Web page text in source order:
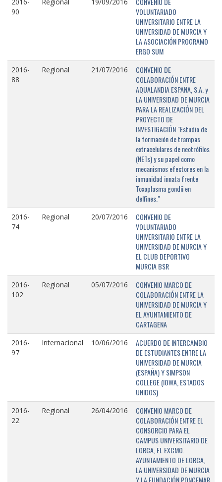
90
VOLUNTARIADO
UNIVERSITARIO ENTRE LA
UNIVERSIDAD DE MURCIA Y
LA ASOCIACIÓN PROGRAMO
ERGO SUM
2016-
88
Regional 21/07/2016
CONVENIO DE
COLABORACIÓN ENTRE
AQUALANDIA ESPAÑA, S.A. y
LA UNIVERSIDAD DE MURCIA
PARA LA REALIZACIÓN DEL
PROYECTO DE
INVESTIGACIÓN "Estudio de
la formación de trampas
extracelulares de neotrófilos
(NETs) y su papel como
mecanismos efectores en la
inmunidad innata frente
Toxoplasma gondii en
delfines."
2016-
74
Regional 20/07/2016
CONVENIO DE
VOLUNTARIADO
UNIVERSITARIO ENTRE LA
UNIVERSIDAD DE MURCIA Y
EL CLUB DEPORTIVO
MURCIA BSR
2016-
102
Regional 05/07/2016
CONVENIO MARCO DE
COLABORACIÓN ENTRE LA
UNIVERSIDAD DE MURCIA Y
EL AYUNTAMIENTO DE
CARTAGENA
2016-
97
Internacional 10/06/2016
ACUERDO DE INTERCAMBIO
DE ESTUDIANTES ENTRE LA
UNIVERSIDAD DE MURCIA
(ESPAÑA) Y SIMPSON
COLLEGE (IOWA, ESTADOS
UNIDOS)
2016-
22
Regional 26/04/2016
CONVENIO MARCO DE
COLABORACIÓN ENTRE EL
CONSORCIO PARA EL
CAMPUS UNIVERSITARIO DE
LORCA, EL EXCMO.
AYUNTAMIENTO DE LORCA,
LA UNIVERSIDAD DE MURCIA
Y LA FUNDACIÓN PONCEMAR